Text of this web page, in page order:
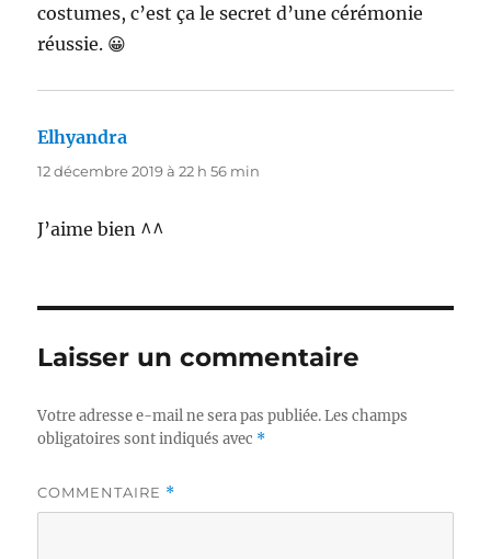
costumes, c’est ça le secret d’une cérémonie
réussie. 😀
Elhyandra
12 décembre 2019 à 22 h 56 min
J’aime bien ^^
Laisser un commentaire
Votre adresse e-mail ne sera pas publiée. Les champs
obligatoires sont indiqués avec *
COMMENTAIRE *